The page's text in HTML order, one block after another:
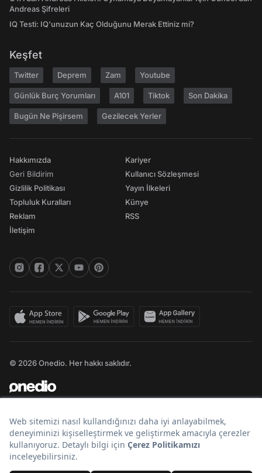
Andreas Şifreleri
IQ Testi: IQ'unuzun Kaç Olduğunu Merak Ettiniz mi?
Keşfet
Twitter Deprem Zam Youtube
Günlük Burç Yorumları A101 Tiktok Son Dakika
Bugün Ne Pişirsem Gezilecek Yerler
Hakkımızda
Geri Bildirim
Gizlilik Politikası
Topluluk Kuralları
Reklam
İletişim
Kariyer
Kullanıcı Sözleşmesi
Yayın İlkeleri
Künye
RSS
© 2026 Onedio. Her hakkı saklıdır.
Bir markasıdır.